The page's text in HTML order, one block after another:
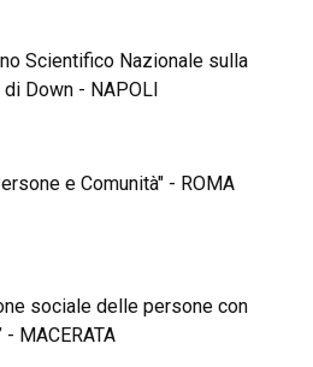
Scientifico Nazionale sulla
Down - NAPOLI
e Comunità" - ROMA
sociale delle persone con
MACERATA